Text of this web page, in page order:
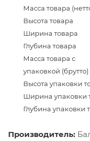
Масса товара
Высота товара
Ширина товара
Глубина товара
Масса товара с
упаковкой (брутто)
Высота упаковки
Ширина упаковки
Глубина упаковки
Производитель: